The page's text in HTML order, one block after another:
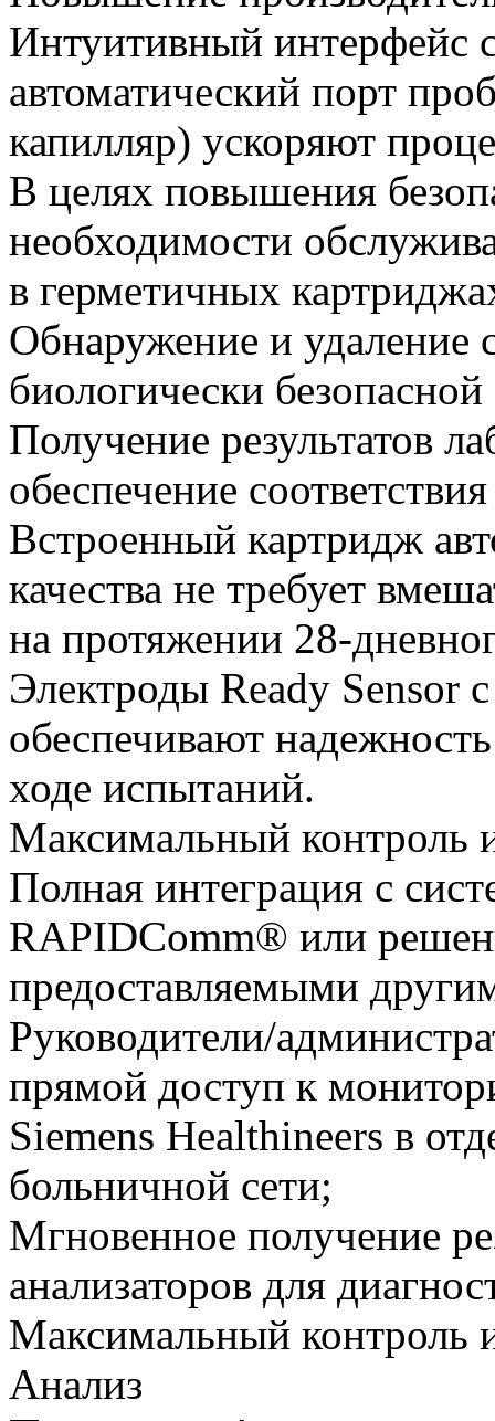
Интуитивный интерфейс
автоматический порт
капилляр) ускоряют
В целях повышения
необходимости
в герметичных
Обнаружение и удаление
биологически
Получение результатов
обеспечение
Встроенный картридж
качества не требует
на протяжении 28-
Электроды Ready Sensor
обеспечивают
ходе испытаний.
Максимальный контроль
Полная интеграция с
RAPIDComm® или
предоставляемыми
Руководители/
прямой доступ к
Siemens Healthineers в
больничной сети;
Мгновенное получение
анализаторов для
Максимальный контроль
Анализ